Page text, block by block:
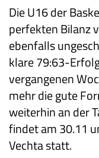
Die U16 der
perfekten Bilanz
ebenfalls
klare 79:63-
vergangenen
mehr die gute
weiterhin an der
findet am 30.11
Vechta statt.